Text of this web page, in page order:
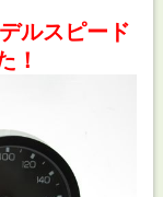
ルスピード
！